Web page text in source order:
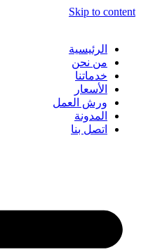
Skip to content
الرئيسية
من نحن
خدماتنا
الأسعار
ورش العمل
المدونة
اتصل بنا